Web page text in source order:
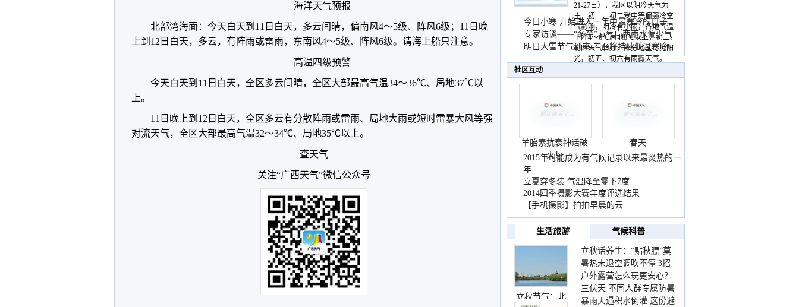
海洋天气预报
北部湾海面：今天白天到11日白天，多云间晴，偏南风4～5级、阵风6级；11日晚
上到12日白天，多云，有阵雨或雷雨，东南风4～5级、阵风6级。请海上船只注意。
高温四级预警
今天白天到11日白天，全区多云间晴，全区大部最高气温34～36℃、局地37℃以
上。
11日晚上到12日白天，全区多云有分散阵雨或雷雨、局地大雨或短时雷暴大风等强
对流天气，全区大部最高气温32～34℃、局地35℃以上。
查天气
关注“广西天气”微信公众号
21-27日），我区以阴冷天气为
主，初一、初二受中等偏强冷空
气影响，阴冷有小雨，各地气温
下降4～6℃局地8℃以上，初三、
初四天气转好，部分地区可见阳
光，初五、初六有雨雾天气。
今日小寒 开始进入一年中最寒冷的日子
专家访谈——“冬至”节气广西雨水偏少气
温低
明日大雪节气到来 广西将持续低温寒冷
天气
社区互动
羊胎素抗衰神话破
灭！
春天
2015年可能成为有气候记录以来最炎热的一
年
立夏穿冬装 气温降至零下7度
2014四季摄影大赛年度评选结果
【手机摄影】拍拍早晨的云
生活旅游 气候科普
立秋节气：北
立秋话养生：“贴秋膘”莫
着急 先清暑再防燥
暑热未退空调吹不停 3招
护住肩颈不酸痛
户外露营怎么玩更安心？
这份攻略请收好
三伏天 不同人群专属防暑
要点请收好
暴雨天遇积水倒灌 这份避